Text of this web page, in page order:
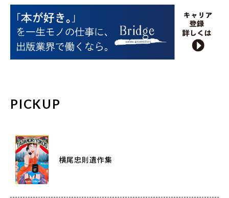
PICKUP
横尾忠則遺作集